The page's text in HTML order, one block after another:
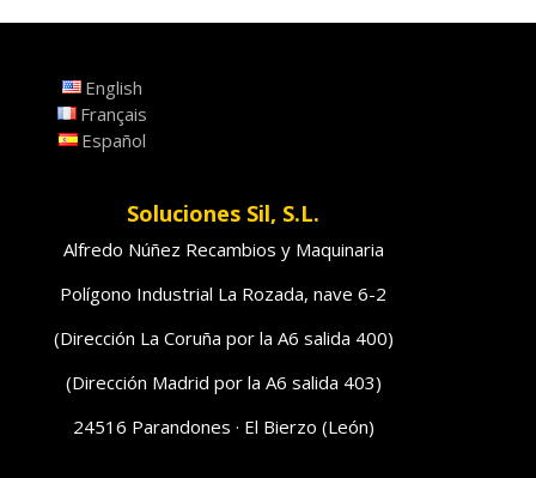
English
Français
Español
Soluciones Sil, S.L.
Alfredo Núñez Recambios y Maquinaria
Polígono Industrial La Rozada, nave 6-2
(Dirección La Coruña por la A6 salida 400)
(Dirección Madrid por la A6 salida 403)
24516 Parandones · El Bierzo (León)